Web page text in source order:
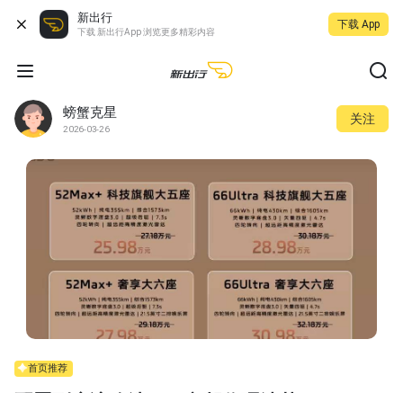
新出行
下载 新出行App 浏览更多精彩内容
下载 App
螃蟹克星
2026-03-26
关注
首页推荐